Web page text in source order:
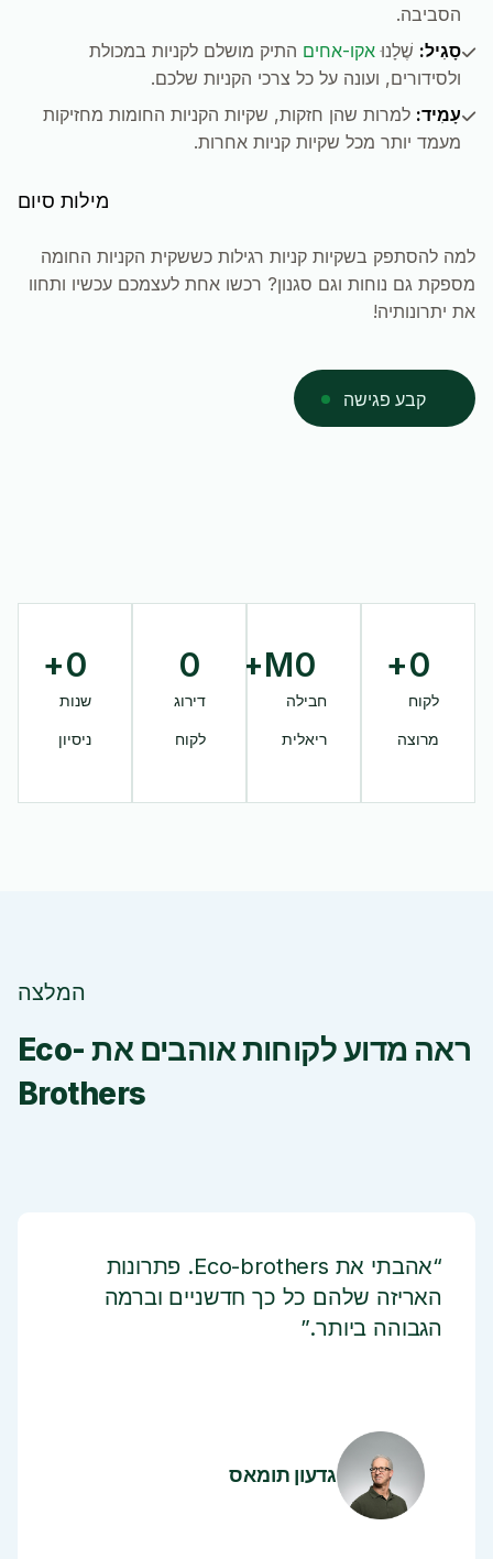
הסביבה.
סָגִיל: שֶׁלָנוּ אקו-אחים התיק מושלם לקניות במכולת
ולסידורים, ועונה על כל צרכי הקניות שלכם.
עָמִיד: למרות שהן חזקות, שקיות הקניות החומות מחזיקות
מעמד יותר מכל שקיות קניות אחרות.
מילות סיום
למה להסתפק בשקיות קניות רגילות כששקית הקניות החומה
מספקת גם נוחות וגם סגנון? רכשו אחת לעצמכם עכשיו ותחוו
את יתרונותיה!
קבע פגישה
לקוח
מרוצה
0
+
חבילה
ריאלית
0
M+
דירוג
לקוח
0
שנות
ניסיון
0
+
המלצה
ראה מדוע לקוחות אוהבים את Eco-
Brothers
“אהבתי את Eco-brothers. פתרונות
האריזה שלהם כל כך חדשניים וברמה
הגבוהה ביותר.”
גדעון תומאס